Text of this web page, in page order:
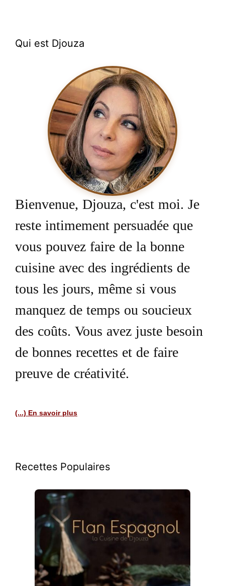
Qui est Djouza
Bienvenue, Djouza, c'est moi. Je
reste intimement persuadée que
vous pouvez faire de la bonne
cuisine avec des ingrédients de
tous les jours, même si vous
manquez de temps ou soucieux
des coûts. Vous avez juste besoin
de bonnes recettes et de faire
preuve de créativité.
(...) En savoir plus
Recettes Populaires